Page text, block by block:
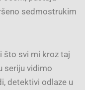
sedmostrukim
što svi mi kroz taj
seriju vidimo
detektivi odlaze u